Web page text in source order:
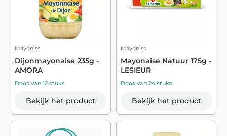
Mayoniss
Dijonmayonaise 235g -
AMORA
Doos van 12 stuks
Bekijk het product
Mayoniss
Mayonaise Natuur 175g -
LESIEUR
Doos van 24 stuks
Bekijk het product